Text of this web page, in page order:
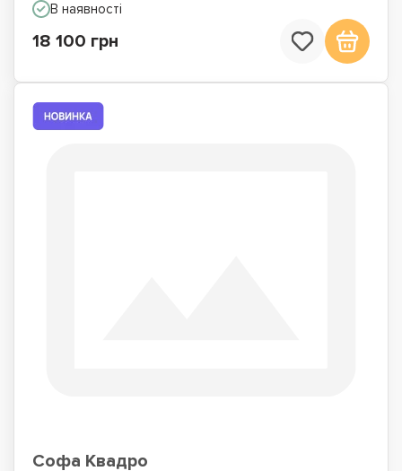
В наявності
18 100 грн
Софа Квадро